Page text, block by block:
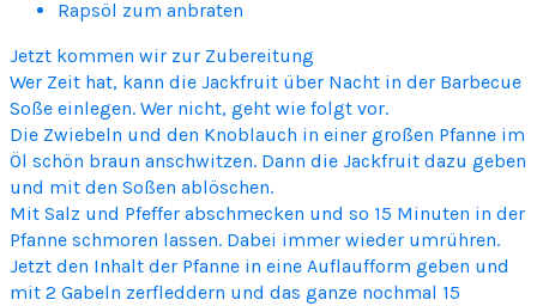
Rapsöl zum anbraten
Jetzt kommen wir zur Zubereitung
Wer Zeit hat, kann die Jackfruit über Nacht in der Barbecue
Soße einlegen. Wer nicht, geht wie folgt vor.
Die Zwiebeln und den Knoblauch in einer großen Pfanne im
Öl schön braun anschwitzen. Dann die Jackfruit dazu geben
und mit den Soßen ablöschen.
Mit Salz und Pfeffer abschmecken und so 15 Minuten in der
Pfanne schmoren lassen. Dabei immer wieder umrühren.
Jetzt den Inhalt der Pfanne in eine Auflaufform geben und
mit 2 Gabeln zerfleddern und das ganze nochmal 15